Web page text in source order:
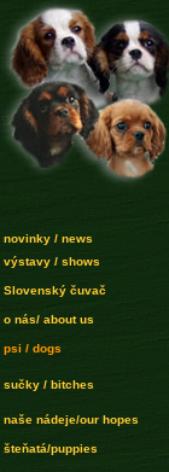
novinky / news
výstavy / shows
Slovenský čuvač
o nás/ about us
psi / dogs
sučky / bitches
naše nádeje/our hopes
šteňatá/puppies